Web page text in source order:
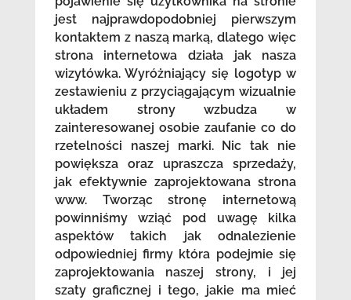
jest najprawdopodobniej pierwszym
kontaktem z naszą marką, dlatego więc
strona internetowa działa jak nasza
wizytówka. Wyróżniający się logotyp w
zestawieniu z przyciągającym wizualnie
układem strony wzbudza w
zainteresowanej osobie zaufanie co do
rzetelności naszej marki. Nic tak nie
powiększa oraz upraszcza sprzedaży,
jak efektywnie zaprojektowana strona
www. Tworząc stronę internetową
powinniśmy wziąć pod uwagę kilka
aspektów takich jak odnalezienie
odpowiedniej firmy która podejmie się
zaprojektowania naszej strony, i jej
szaty graficznej i tego, jakie ma mieć